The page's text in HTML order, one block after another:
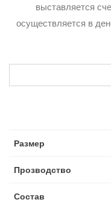
выставляется
осуществляется в
Размер
Прозводство
Состав